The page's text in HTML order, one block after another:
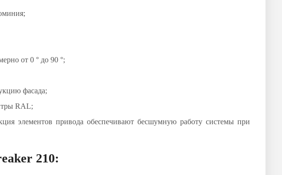
от 0 ° до 90 °;
фасада;
RAL;
элементов привода обеспечивают бесшумную работу системы при
210: